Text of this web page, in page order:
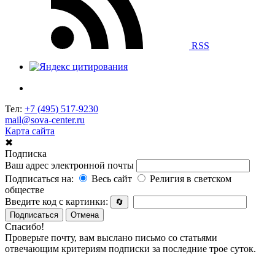
RSS
Тел: +7 (495) 517-9230
mail@sova-center.ru
Карта сайта
✖
Подписка
Ваш адрес электронной почты
Подписаться на:
Весь сайт
Религия в светском
обществе
Введите код с картинки:
🔄
Подписаться
Отмена
Спасибо!
Проверьте почту, вам выслано письмо со статьями
отвечающим критериям подписки за последние трое суток.